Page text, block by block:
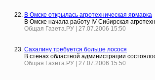
В Омске открылась агротехническая ярмарка
В Омске начала работу IV Сибирская
Общая Газета.РУ | 27.07.2006 15:50
Сахалину требуется больше лосося
В стенах областной администрации
Общая Газета.РУ | 27.07.2006 15:50